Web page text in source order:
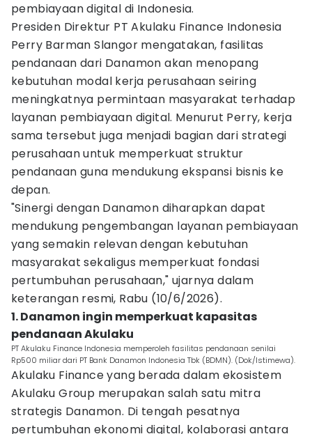
pembiayaan digital di Indonesia.
Presiden Direktur PT Akulaku Finance Indonesia
Perry Barman Slangor mengatakan, fasilitas
pendanaan dari Danamon akan menopang
kebutuhan modal kerja perusahaan seiring
meningkatnya permintaan masyarakat terhadap
layanan pembiayaan digital. Menurut Perry, kerja
sama tersebut juga menjadi bagian dari strategi
perusahaan untuk memperkuat struktur
pendanaan guna mendukung ekspansi bisnis ke
depan.
"Sinergi dengan Danamon diharapkan dapat
mendukung pengembangan layanan pembiayaan
yang semakin relevan dengan kebutuhan
masyarakat sekaligus memperkuat fondasi
pertumbuhan perusahaan," ujarnya dalam
keterangan resmi, Rabu (10/6/2026).
1. Danamon ingin memperkuat kapasitas
pendanaan Akulaku
PT Akulaku Finance Indonesia memperoleh fasilitas pendanaan senilai
Rp500 miliar dari PT Bank Danamon Indonesia Tbk (BDMN). (Dok/Istimewa).
Akulaku Finance yang berada dalam ekosistem
Akulaku Group merupakan salah satu mitra
strategis Danamon. Di tengah pesatnya
pertumbuhan ekonomi digital, kolaborasi antara